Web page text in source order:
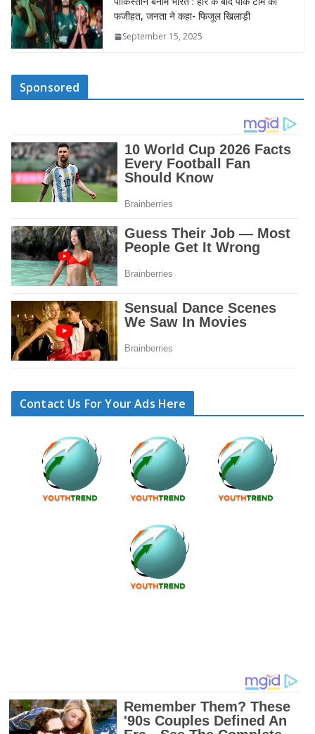
फजीहत, जनता ने कहा- फिजूल खिलाड़ी
September 15, 2025
Sponsored
Contact Us For Your Ads Here